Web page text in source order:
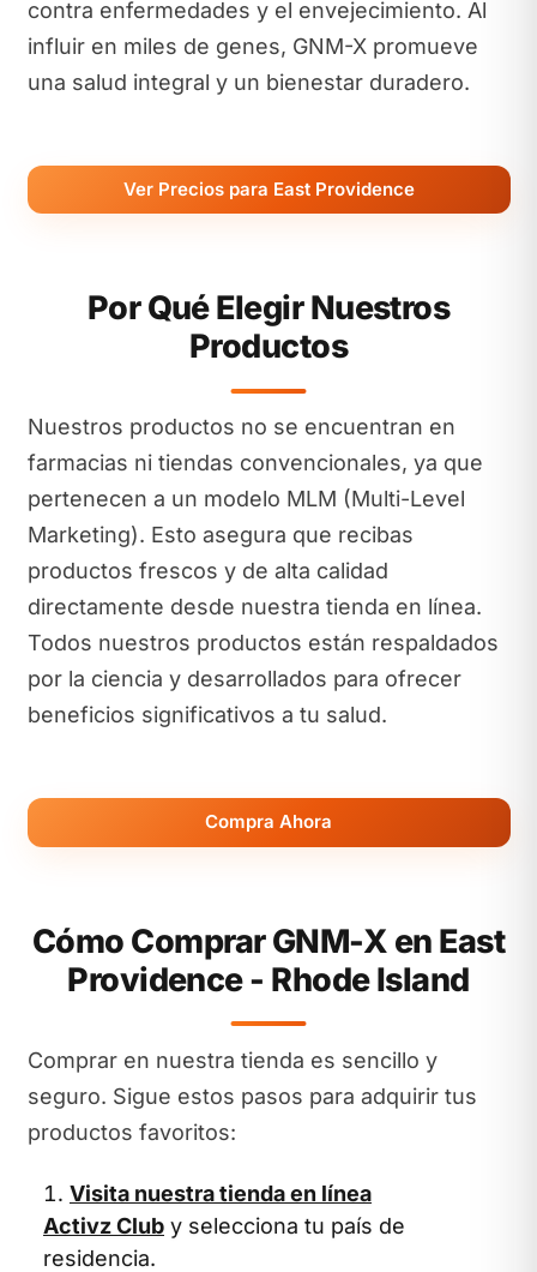
contra enfermedades y el envejecimiento. Al
influir en miles de genes, GNM-X promueve
una salud integral y un bienestar duradero.
Ver Precios para East Providence
Por Qué Elegir Nuestros
Productos
Nuestros productos no se encuentran en
farmacias ni tiendas convencionales, ya que
pertenecen a un modelo MLM (Multi-Level
Marketing). Esto asegura que recibas
productos frescos y de alta calidad
directamente desde nuestra tienda en línea.
Todos nuestros productos están respaldados
por la ciencia y desarrollados para ofrecer
beneficios significativos a tu salud.
Compra Ahora
Cómo Comprar GNM-X en East
Providence - Rhode Island
Comprar en nuestra tienda es sencillo y
seguro. Sigue estos pasos para adquirir tus
productos favoritos:
Visita nuestra tienda en línea
Activz Club y selecciona tu país de
residencia.